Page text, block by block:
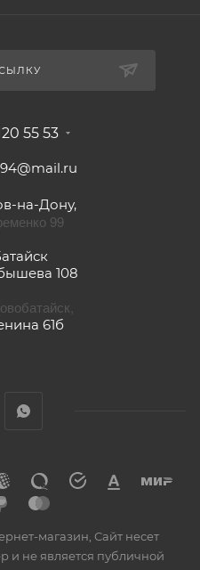
55 53
на-Дону,
99
108
61б
магазин, Сайт несет
и не является публичной